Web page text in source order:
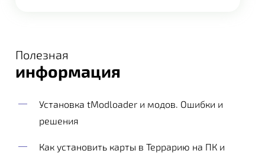
Полезная
информация
Установка tModloader и модов. Ошибки и
решения
Как установить карты в Террарию на ПК и